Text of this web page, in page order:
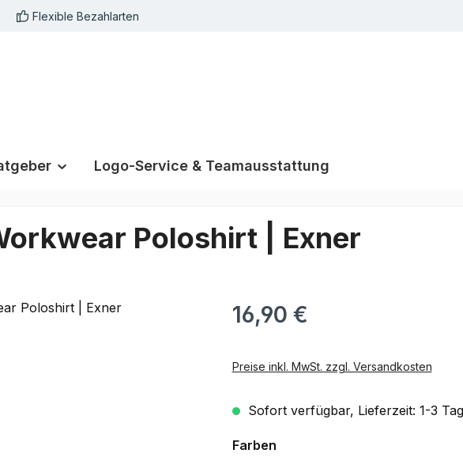
Flexible Bezahlarten
Logo-Service & Teamausstattung
Poloshirt | Exner
16,90 €
Preise inkl. MwSt. zzgl. Versandkosten
Sofort verfügbar, Lieferzeit: 1-3
Farbenauswählen